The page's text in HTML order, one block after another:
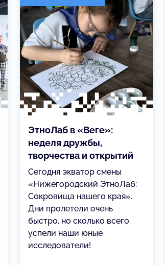
ЭтноЛаб в «Веге»:
неделя дружбы,
творчества и открытий
Сегодня экватор смены
«Нижегородский ЭтноЛаб:
Сокровища нашего края».
Дни пролетели очень
быстро, но сколько всего
успели наши юные
исследователи!